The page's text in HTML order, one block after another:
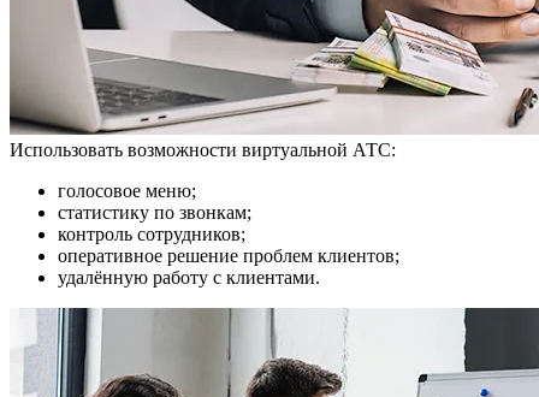
Использовать возможности виртуальной АТС:
голосовое меню;
статистику по звонкам;
контроль сотрудников;
оперативное решение проблем клиентов;
удалённую работу с клиентами.